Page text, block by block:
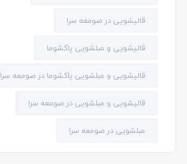
قالیشویی در صومعه سرا
قالیشویی و مبلشویی پاکشوما
قالیشویی و مبلشویی پاکشوما در صومعه سرا
قالیشویی و مبلشویی در صومعه سرا
مبلشویی در صومعه سرا